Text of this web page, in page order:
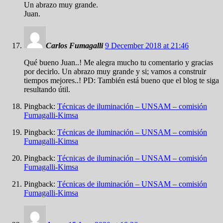
Un abrazo muy grande.
Juan.
Carlos Fumagalli 9 December 2018 at 21:46
Qué bueno Juan..! Me alegra mucho tu comentario y gracias
por decirlo. Un abrazo muy grande y si; vamos a construir
tiempos mejores..! PD: También está bueno que el blog te siga
resultando útil.
Pingback: Técnicas de iluminación – UNSAM – comisión
Fumagalli-Kimsa
Pingback: Técnicas de iluminación – UNSAM – comisión
Fumagalli-Kimsa
Pingback: Técnicas de iluminación – UNSAM – comisión
Fumagalli-Kimsa
Pingback: Técnicas de iluminación – UNSAM – comisión
Fumagalli-Kimsa